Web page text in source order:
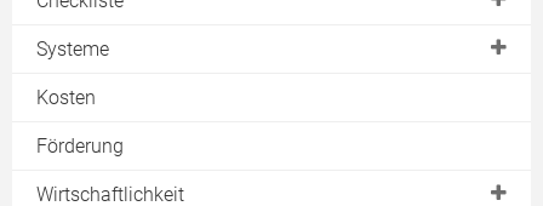
Planung
Abnahme
Systeme
Warmwasser mit Solar erzeugen
Heizungsunterstützung
Kosten
Förderung
Wirtschaftlichkeit